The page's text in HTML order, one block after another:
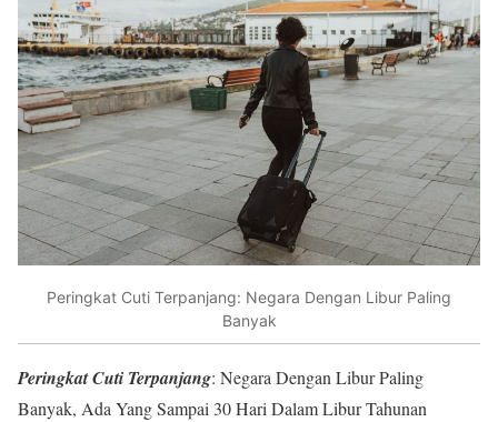
Peringkat Cuti Terpanjang: Negara Dengan Libur Paling
Banyak
Peringkat Cuti Terpanjang: Negara Dengan Libur Paling
Banyak, Ada Yang Sampai 30 Hari Dalam Libur Tahunan